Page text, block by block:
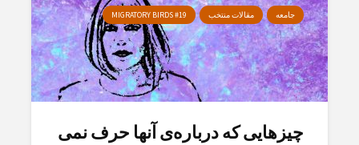
جامعه مقالات منتخب MIGRATORY BIRDS #19
چیزهایی کە دربارەی آنها حرف نمی